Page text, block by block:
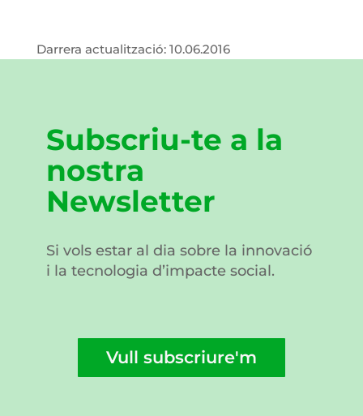
Darrera actualització: 10.06.2016
Subscriu-te a la
nostra
Newsletter
Si vols estar al dia sobre la innovació
i la tecnologia d’impacte social.
Vull subscriure'm